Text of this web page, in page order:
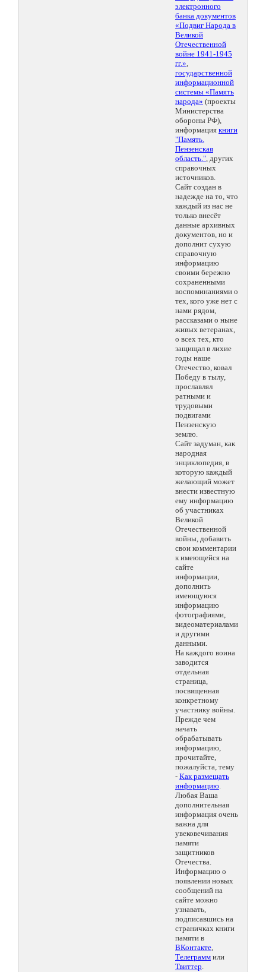
электронного
банка документов
«Подвиг Народа в
Великой
Отечественной
войне 1941-1945
гг.»,
государственной
информационной
системы «Память
народа» (проекты
Министерства
обороны РФ),
информация книги
"Память.
Пензенская
область.", других
справочных
источников.
Сайт создан в
надежде на то, что
каждый из нас не
только внесёт
данные архивных
документов, но и
дополнит сухую
справочную
информацию
своими бережно
сохраненными
воспоминаниями о
тех, кого уже нет с
нами рядом,
рассказами о ныне
живых ветеранах,
о всех тех, кто
защищал в лихие
годы наше
Отечество, ковал
Победу в тылу,
прославлял
ратными и
трудовыми
подвигами
Пензенскую
землю.
Сайт задуман, как
народная
энциклопедия, в
которую каждый
желающий может
внести известную
ему информацию
об участниках
Великой
Отечественной
войны, добавить
свои комментарии
к имеющейся на
сайте
информации,
дополнить
имеющуюся
информацию
фотографиями,
видеоматериалами
и другими
данными.
На каждого воина
заводится
отдельная
страница,
посвященная
конкретному
участнику войны.
Прежде чем
начать
обрабатывать
информацию,
прочитайте,
пожалуйста, тему
- Как размещать
информацию.
Любая Ваша
дополнительная
информация очень
важна для
увековечивания
памяти
защитников
Отечества.
Информацию о
появлении новых
сообщений на
сайте можно
узнавать,
подписавшись на
страничках книги
памяти в
ВКонтакте,
Телеграмм или
Твиттер.